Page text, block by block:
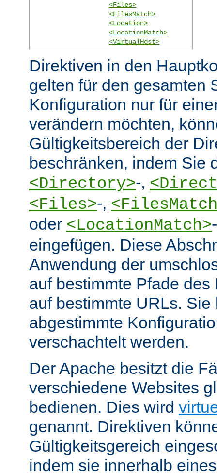
<Files>
<FilesMatch>
<Location>
<LocationMatch>
<VirtualHost>
Direktiven in den
gelten für den gesamten
Konfiguration nur für
verändern möchten,
Gültigkeitsbereich der
beschränken, indem Sie
<Directory>-,
<Files>-,
oder <LocationMatch>
eingefügen. Diese
Anwendung der
auf bestimmte Pfade
auf bestimmte URLs.
abgestimmte
verschachtelt werden.
Der Apache besitzt die
verschiedene Websites
bedienen. Dies wird
genannt. Direktiven
Gültigkeitsgereich
indem sie innerhalb